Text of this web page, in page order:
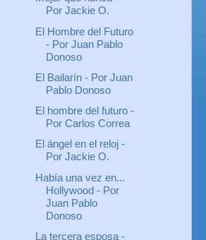
Por Jackie O.
El Hombre del Futuro
- Por Juan Pablo
Donoso
El Bailarín - Por Juan
Pablo Donoso
El hombre del futuro -
Por Carlos Correa
El ángel en el reloj -
Por Jackie O.
Había una vez en...
Hollywood - Por
Juan Pablo
Donoso
La tercera esposa -